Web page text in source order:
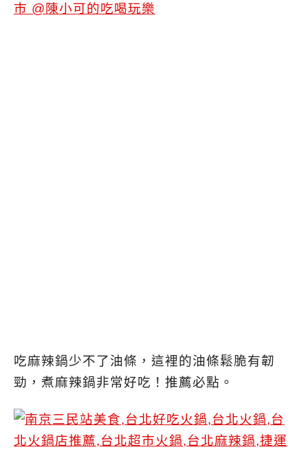
吃麻辣鍋少不了油條，這裡的油條鬆脆有韌
勁，煮麻辣鍋非常好吃！推薦必點。